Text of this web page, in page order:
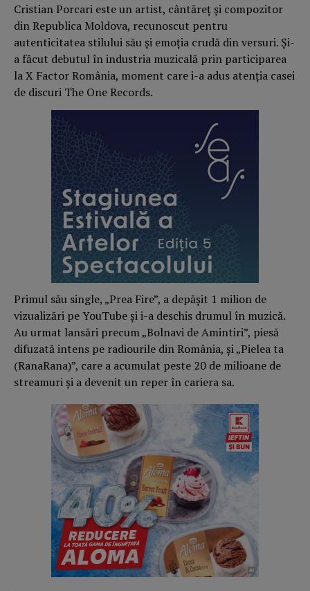
Cristian Porcari este un artist, cântăreț și compozitor
din Republica Moldova, recunoscut pentru
autenticitatea stilului său și emoția crudă din versuri. Și-
a făcut debutul în industria muzicală prin participarea
la X Factor România, moment care i-a adus atenția casei
de discuri The One Records.
Primul său single, „Prea Fire”, a depășit 1 milion de
vizualizări pe YouTube și i-a deschis drumul în muzică.
Au urmat lansări precum „Bolnavi de Amintiri”, piesă
difuzată intens pe radiourile din România, și „Pielea ta
(RanaRana)”, care a acumulat peste 20 de milioane de
streamuri și a devenit un reper în cariera sa.